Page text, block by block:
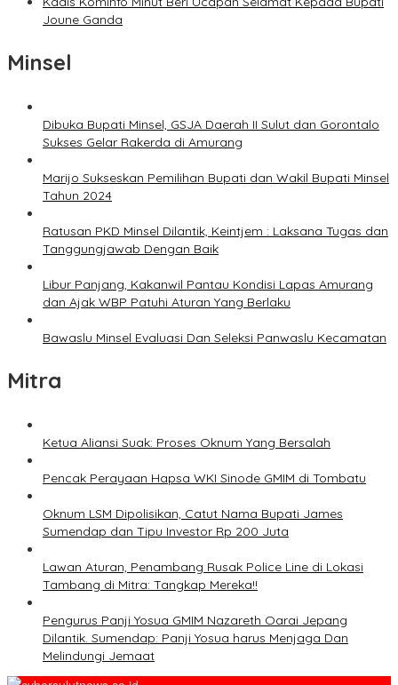
Joune Ganda
Minsel
Dibuka Bupati Minsel, GSJA Daerah II Sulut dan Gorontalo
Sukses Gelar Rakerda di Amurang
Marijo Sukseskan Pemilihan Bupati dan Wakil Bupati Minsel
Tahun 2024
Ratusan PKD Minsel Dilantik, Keintjem : Laksana Tugas dan
Tanggungjawab Dengan Baik
Libur Panjang, Kakanwil Pantau Kondisi Lapas Amurang
dan Ajak WBP Patuhi Aturan Yang Berlaku
Bawaslu Minsel Evaluasi Dan Seleksi Panwaslu Kecamatan
Mitra
Ketua Aliansi Suak: Proses Oknum Yang Bersalah
Pencak Perayaan Hapsa WKI Sinode GMIM di Tombatu
Oknum LSM Dipolisikan, Catut Nama Bupati James
Sumendap dan Tipu Investor Rp 200 Juta
Lawan Aturan, Penambang Rusak Police Line di Lokasi
Tambang di Mitra: Tangkap Mereka!!
Pengurus Panji Yosua GMIM Nazareth Oarai Jepang
Dilantik. Sumendap: Panji Yosua harus Menjaga Dan
Melindungi Jemaat